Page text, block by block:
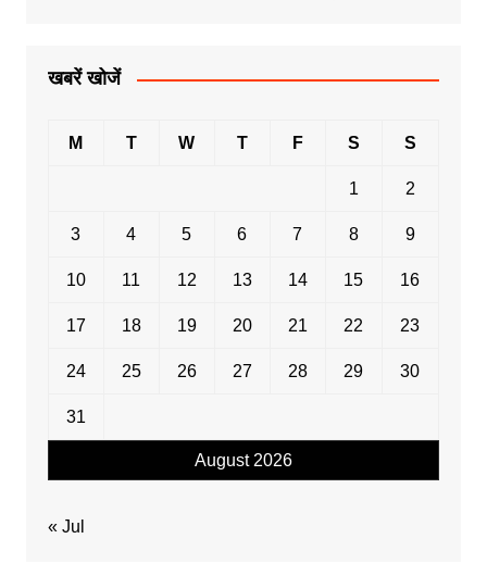
खबरें खोजें
August 2026
M T W T F S S
1 2
3 4 5 6 7 8 9
10 11 12 13 14 15 16
17 18 19 20 21 22 23
24 25 26 27 28 29 30
31
« Jul